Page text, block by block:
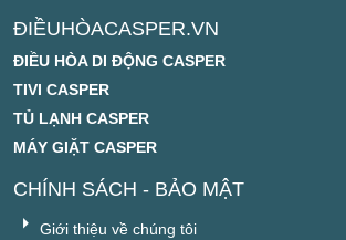
ĐIỀUHÒACASPER.VN
ĐIỀU HÒA DI ĐỘNG CASPER
TIVI CASPER
TỦ LẠNH CASPER
MÁY GIẶT CASPER
CHÍNH SÁCH - BẢO MẬT
Giới thiệu về chúng tôi